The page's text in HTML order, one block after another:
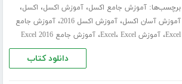
برچسب‌ها:آموزش جامع اکسل،آموزش اکسل، اکسل،
آموزش آسان اکسل،آموزش اکسل 2016 ،آموزش جامع
Excel،آموزش Excel ، Excel ،آموزش جامع Excel 2016
دانلود کتاب